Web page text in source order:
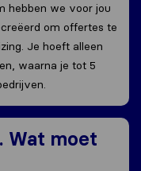
hebben we voor jou
om offertes te
Je hoeft alleen
waarna je tot 5
Wat moet